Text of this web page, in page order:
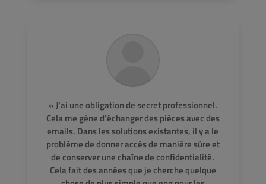
« J’ai une obligation de secret professionnel.
Cela me gêne d’échanger des pièces avec des
emails. Dans les solutions existantes, il y a le
problème de donner accès de manière sûre et
de conserver une chaîne de confidentialité.
Cela fait des années que je cherche quelque